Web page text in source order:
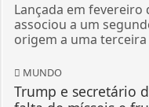
Lançada em fevereiro
associou a um
origem a uma
MUNDO
Trump e secretário